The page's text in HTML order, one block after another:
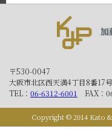
〒530-0047
大阪市北区西天満4丁目8番17
TEL： 06-6312-6001 FAX：
Copyright © 2014 Kato